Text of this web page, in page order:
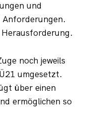
und
Anforderungen.
noch jeweils
umgesetzt.
über einen
ermöglichen so